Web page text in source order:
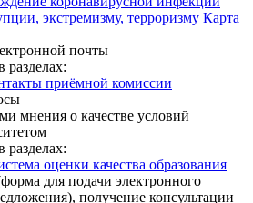
экстремизму, терроризму Карта
почты
приёмной комиссии
мнения о качестве условий
оценки качества образования
для подачи электронного
получение консультации